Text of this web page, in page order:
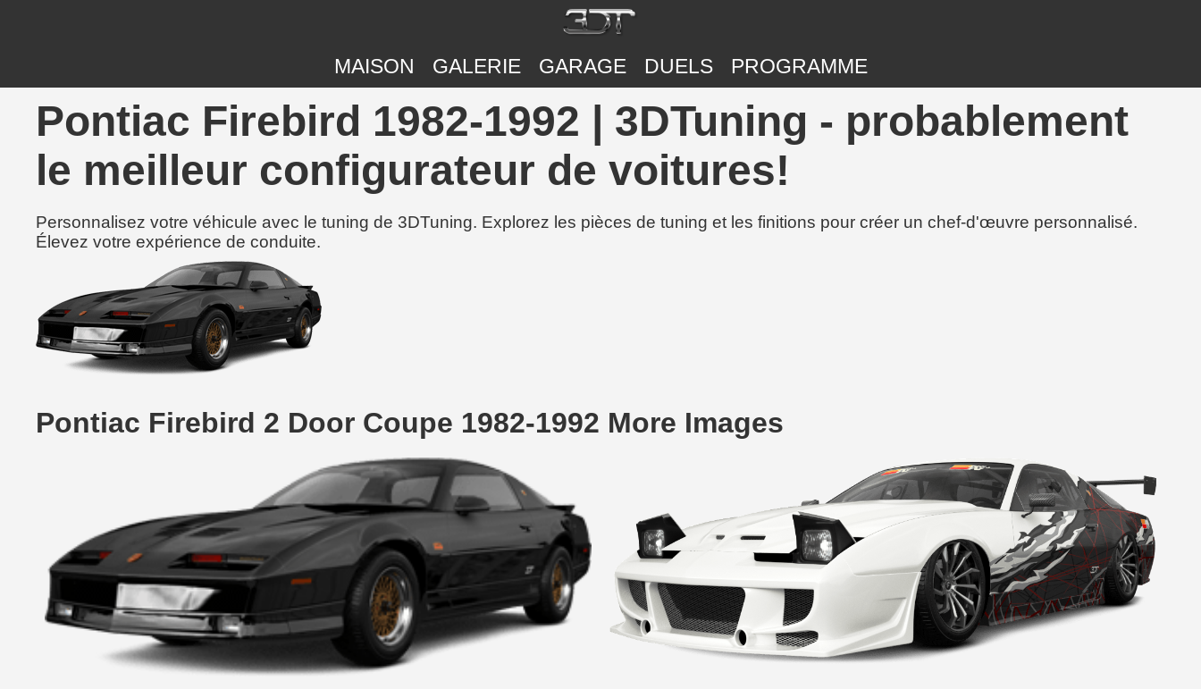
MAISON GALERIE GARAGE DUELS PROGRAMME
Pontiac Firebird 1982-1992 | 3DTuning - probablement
le meilleur configurateur de voitures!
Personnalisez votre véhicule avec le tuning de 3DTuning. Explorez les pièces de tuning et les finitions pour créer un chef-d'œuvre personnalisé.
Élevez votre expérience de conduite.
Pontiac Firebird 2 Door Coupe 1982-1992 More Images